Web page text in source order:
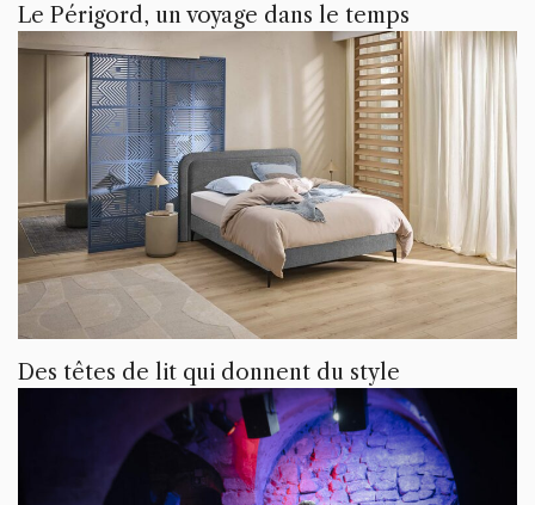
Le Périgord, un voyage dans le temps
Des têtes de lit qui donnent du style